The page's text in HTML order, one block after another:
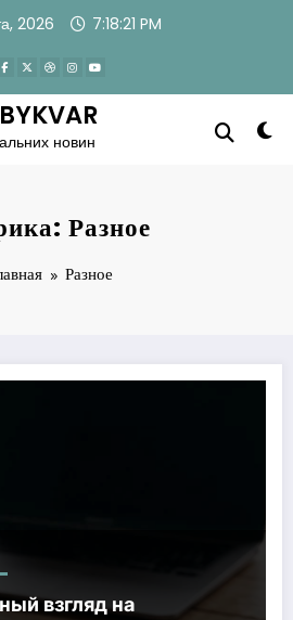
2026 7:18:23 PM
BYKVAR
новин
Разное
Разное
взгляд на